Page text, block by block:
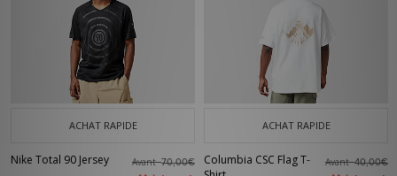
ACHAT RAPIDE
Nike Total 90 Jersey Avant70,00€
ACHAT RAPIDE
Columbia CSC Flag T-
Avant40,00€